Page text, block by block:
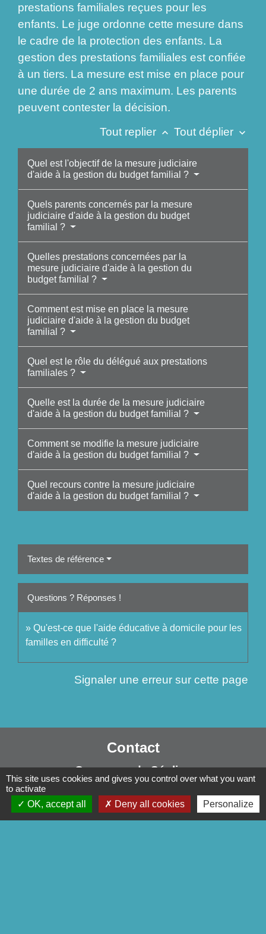
prestations familiales reçues pour les
enfants. Le juge ordonne cette mesure dans
le cadre de la protection des enfants. La
gestion des prestations familiales est confiée
à un tiers. La mesure est mise en place pour
une durée de 2 ans maximum. Les parents
peuvent contester la décision.
Tout replier keyboard_arrow_up Tout déplier keyboard_arrow_down
Quel est l'objectif de la mesure judiciaire
d'aide à la gestion du budget familial ?
Quels parents concernés par la mesure
judiciaire d'aide à la gestion du budget
familial ?
Quelles prestations concernées par la
mesure judiciaire d'aide à la gestion du
budget familial ?
Comment est mise en place la mesure
judiciaire d'aide à la gestion du budget
familial ?
Quel est le rôle du délégué aux prestations
familiales ?
Quelle est la durée de la mesure judiciaire
d'aide à la gestion du budget familial ?
Comment se modifie la mesure judiciaire
d'aide à la gestion du budget familial ?
Quel recours contre la mesure judiciaire
d'aide à la gestion du budget familial ?
Textes de référence
Questions ? Réponses !
Qu'est-ce que l'aide éducative à domicile pour les
familles en difficulté ?
Signaler une erreur sur cette page
Contact
Commune de Séglien
1 Rue Yves Le Calvé
56160 Séglien - FRANCE
+33 2 97 28 00 66
This site uses cookies and gives you control over what you want
to activate
OK, accept all
Deny all cookies Personalize